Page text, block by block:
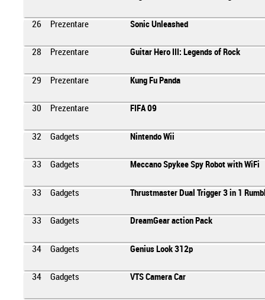
26 Prezentare Sonic Unleashed
28 Prezentare Guitar Hero III: Legends of Rock
29 Prezentare Kung Fu Panda
30 Prezentare FIFA 09
32 Gadgets Nintendo Wii
33 Gadgets Meccano Spykee Spy Robot with WiFi
33 Gadgets Thrustmaster Dual Trigger 3 in 1
33 Gadgets DreamGear action Pack
34 Gadgets Genius Look 312p
34 Gadgets VTS Camera Car